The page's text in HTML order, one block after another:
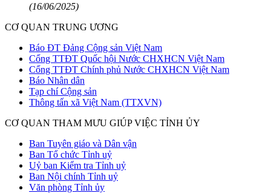
(16/06/2025)
CƠ QUAN TRUNG ƯƠNG
Báo ĐT Đảng Cộng sản Việt Nam
Cổng TTĐT Quốc hội Nước CHXHCN Việt Nam
Cổng TTĐT Chính phủ Nước CHXHCN Việt Nam
Báo Nhân dân
Tạp chí Cộng sản
Thông tấn xã Việt Nam (TTXVN)
CƠ QUAN THAM MƯU GIÚP VIỆC TỈNH ỦY
Ban Tuyên giáo và Dân vận
Ban Tổ chức Tỉnh uỷ
Uỷ ban Kiểm tra Tỉnh uỷ
Ban Nội chính Tỉnh uỷ
Văn phòng Tỉnh ủy